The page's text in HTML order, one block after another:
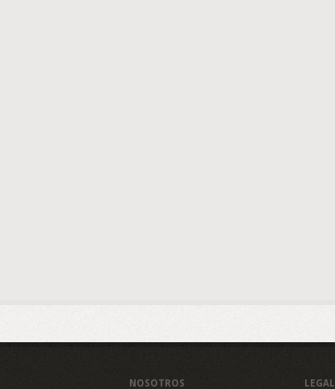
NOSOTROS LEGAL